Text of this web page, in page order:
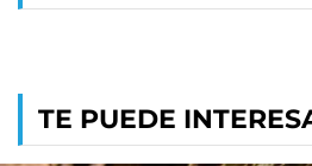
TE PUEDE